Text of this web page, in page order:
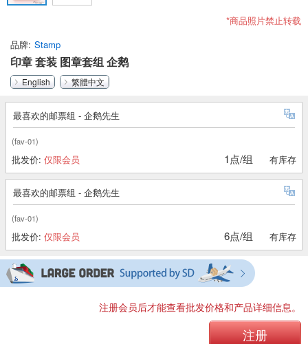
*商品照片禁止转载
品牌 Stamp
印章 套装 图章套组 企鹅
English 繁體中文
最喜欢的邮票组 - 企鹅先生
(fav-01)
批发价: 仅限会员 1点/组 有库存
最喜欢的邮票组 - 企鹅先生
(fav-01)
批发价: 仅限会员 6点/组 有库存
注册会员后才能查看批发价格和产品详细信息。
注册